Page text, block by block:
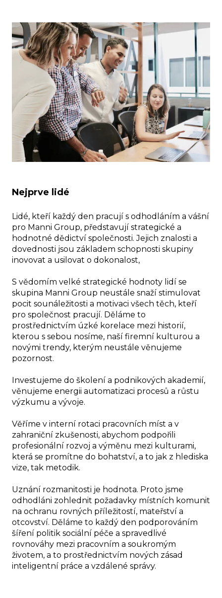
Nejprve lidé
Lidé, kteří každý den pracují s odhodláním a vášní
pro Manni Group, představují strategické a
hodnotné dědictví společnosti. Jejich znalosti a
dovednosti jsou základem schopnosti skupiny
inovovat a usilovat o dokonalost,
S vědomím velké strategické hodnoty lidí se
skupina Manni Group neustále snaží stimulovat
pocit sounáležitosti a motivaci všech těch, kteří
pro společnost pracují. Děláme to
prostřednictvím úzké korelace mezi historií,
kterou s sebou nosíme, naší firemní kulturou a
novými trendy, kterým neustále věnujeme
pozornost.
Investujeme do školení a podnikových akademií,
věnujeme energii automatizaci procesů a růstu
výzkumu a vývoje.
Věříme v interní rotaci pracovních míst a v
zahraniční zkušenosti, abychom podpořili
profesionální rozvoj a výměnu mezi kulturami,
která se promítne do bohatství, a to jak z hlediska
vize, tak metodik.
Uznání rozmanitosti je hodnota. Proto jsme
odhodláni zohlednit požadavky místních komunit
na ochranu rovných příležitostí, mateřství a
otcovství. Děláme to každý den podporováním
šíření politik sociální péče a spravedlivé
rovnováhy mezi pracovním a soukromým
životem, a to prostřednictvím nových zásad
inteligentní práce a vzdálené správy.